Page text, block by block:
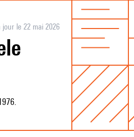
jour le 22 mai 2026